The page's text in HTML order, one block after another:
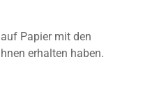
Papier mit den
erhalten haben.